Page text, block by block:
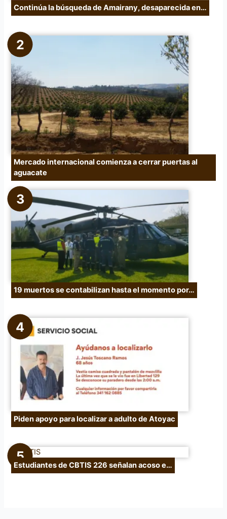
Continúa la búsqueda de Amairany, desaparecida en…
Mercado internacional comienza a cerrar puertas al
aguacate
19 muertos se contabilizan hasta el momento por…
Piden apoyo para localizar a adulto de Atoyac
Estudiantes de CBTIS 226 señalan acoso e…